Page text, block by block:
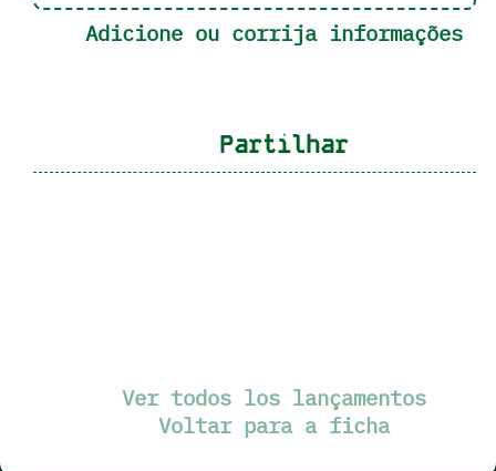
Adicione ou corrija informações
Partilhar
Ver todos los lançamentos
Voltar para a ficha